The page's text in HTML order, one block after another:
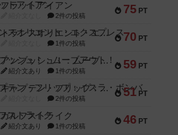
75 PT
フラットアイアン
2件の投稿
70 PT
トランスオリエント・エクスプレス
1件の投稿
59 PT
アンブッシュ！：ムーブアウト！
紹介文あり 1件の投稿
51 PT
キャプテン・フリップ：イスラ・ボンバ
2件の投稿
46 PT
ガルフストライク
紹介文あり 1件の投稿